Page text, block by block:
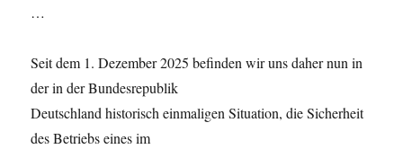
…
Seit dem 1. Dezember 2025 befinden wir uns daher nun in
der in der Bundesrepublik
Deutschland historisch einmaligen Situation, die Sicherheit
des Betriebs eines im